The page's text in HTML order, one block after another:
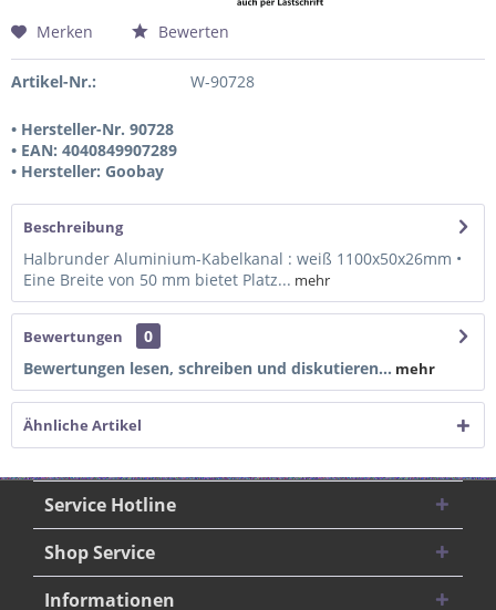
Merken Bewerten
Artikel-Nr.: W-90728
• Hersteller-Nr. 90728
• EAN: 4040849907289
• Hersteller: Goobay
Beschreibung
Halbrunder Aluminium-Kabelkanal : weiß 1100x50x26mm •
Eine Breite von 50 mm bietet Platz... mehr
Bewertungen
0
Bewertungen lesen, schreiben und diskutieren... mehr
Ähnliche Artikel
Service Hotline
Shop Service
Informationen